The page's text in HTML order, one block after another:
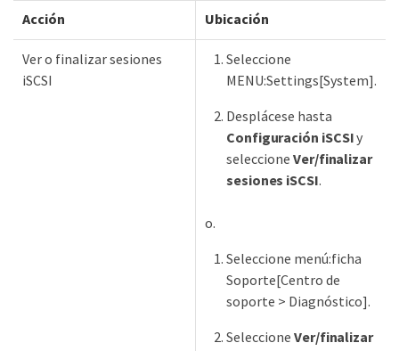
Acción Ubicación
Ver o finalizar sesiones
iSCSI
Seleccione
MENU:Settings[System].
Desplácese hasta
Configuración iSCSIy
seleccione Ver/finalizar
sesiones iSCSI.
o.
Seleccione menú:ficha
Soporte[Centro de
soporte > Diagnóstico].
Seleccione Ver/finalizar